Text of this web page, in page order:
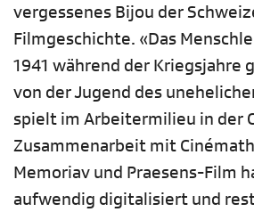
vergessenes Bijou der
Filmgeschichte. «Das
1941 während der Kriegsjahre
von der Jugend des
spielt im Arbeitermilieu in der
Zusammenarbeit mit
Memoriav und Praesens-Film
aufwendig digitalisiert und